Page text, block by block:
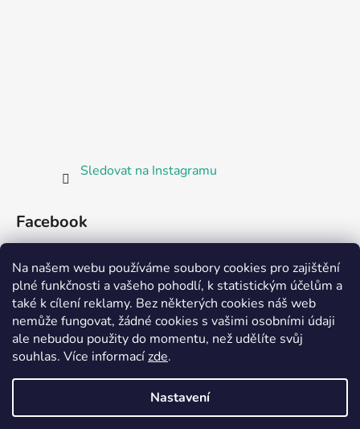
Na našem webu používáme soubory cookies pro zajištění
plné funkčnosti a vašeho pohodlí, k statistickým účelům a
také k cílení reklamy. Bez některých cookies náš web
nemůže fungovat, žádné cookies s vašimi osobními údaji
ale nebudou použity do momentu, než udělíte svůj
souhlas. Více informacízde.
Nastavení
Sledovat na Instagramu
Facebook
Partnerská prodejna Barefoot Plzeň